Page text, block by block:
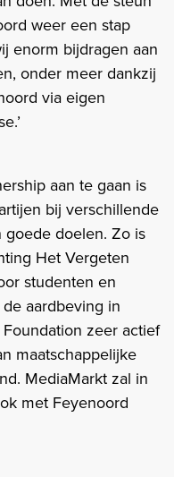
weer een stap
enorm bijdragen aan
onder meer dankzij
via eigen
aan te gaan is
bij verschillende
doelen. Zo is
Het Vergeten
studenten en
aardbeving in
zeer actief
maatschappelijke
MediaMarkt zal in
met Feyenoord